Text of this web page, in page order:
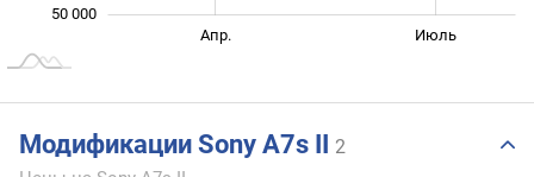
50 000
Июль
Апр.
Модификации Sony A7s II 2